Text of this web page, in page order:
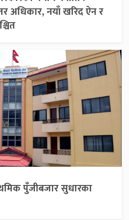
अधिकार, नयाँ खरिद ऐन र
पुँजीबजार सुधारका